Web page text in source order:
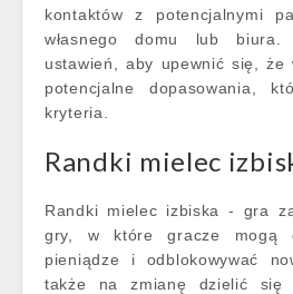
kontaktów z potencjalnymi
własnego domu lub
ustawień, aby upewnić się, że
potencjalne dopasowania,
kryteria.
Randki mielec
Randki mielec izbiska - gra
gry, w które gracze mogą
pieniądze i odblokowywać
także na zmianę dzielić się